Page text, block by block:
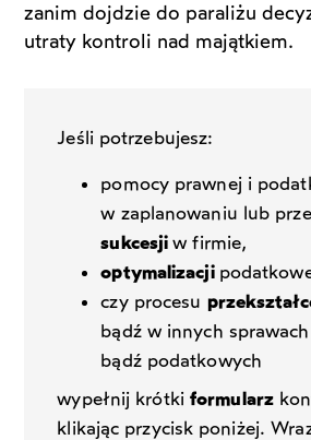
zanim dojdzie do paraliżu
utraty kontroli nad majątkiem.
Jeśli potrzebujesz:
pomocy prawnej i
w zaplanowaniu lub
sukcesjiw firmie,
optymalizacji
czy procesu
bądź w innych
bądź podatkowych
wypełnij krótki formularz
klikając przycisk poniżej.